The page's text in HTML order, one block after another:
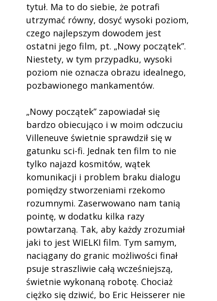
tytuł. Ma to do siebie, że potrafi
utrzymać równy, dosyć wysoki poziom,
czego najlepszym dowodem jest
ostatni jego film, pt. „Nowy początek”.
Niestety, w tym przypadku, wysoki
poziom nie oznacza obrazu idealnego,
pozbawionego mankamentów.
„Nowy początek” zapowiadał się
bardzo obiecująco i w moim odczuciu
Villeneuve świetnie sprawdził się w
gatunku sci-fi. Jednak ten film to nie
tylko najazd kosmitów, wątek
komunikacji i problem braku dialogu
pomiędzy stworzeniami rzekomo
rozumnymi. Zaserwowano nam tanią
pointę, w dodatku kilka razy
powtarzaną. Tak, aby każdy zrozumiał
jaki to jest WIELKI film. Tym samym,
naciągany do granic możliwości finał
psuje straszliwie całą wcześniejszą,
świetnie wykonaną robotę. Chociaż
ciężko się dziwić, bo Eric Heisserer nie